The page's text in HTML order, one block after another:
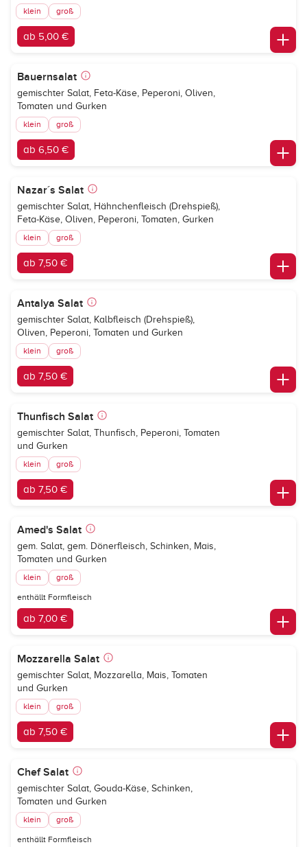
klein groß
ab 5,00 €
Bauernsalat
gemischter Salat, Feta-Käse, Peperoni, Oliven,
Tomaten und Gurken
klein groß
ab 6,50 €
Nazar´s Salat
gemischter Salat, Hähnchenfleisch (Drehspieß),
Feta-Käse, Oliven, Peperoni, Tomaten, Gurken
klein groß
ab 7,50 €
Antalya Salat
gemischter Salat, Kalbfleisch (Drehspieß),
Oliven, Peperoni, Tomaten und Gurken
klein groß
ab 7,50 €
Thunfisch Salat
gemischter Salat, Thunfisch, Peperoni, Tomaten
und Gurken
klein groß
ab 7,50 €
Amed's Salat
gem. Salat, gem. Dönerfleisch, Schinken, Mais,
Tomaten und Gurken
klein groß
enthällt Formfleisch
ab 7,00 €
Mozzarella Salat
gemischter Salat, Mozzarella, Mais, Tomaten
und Gurken
klein groß
ab 7,50 €
Chef Salat
gemischter Salat, Gouda-Käse, Schinken,
Tomaten und Gurken
klein groß
enthällt Formfleisch